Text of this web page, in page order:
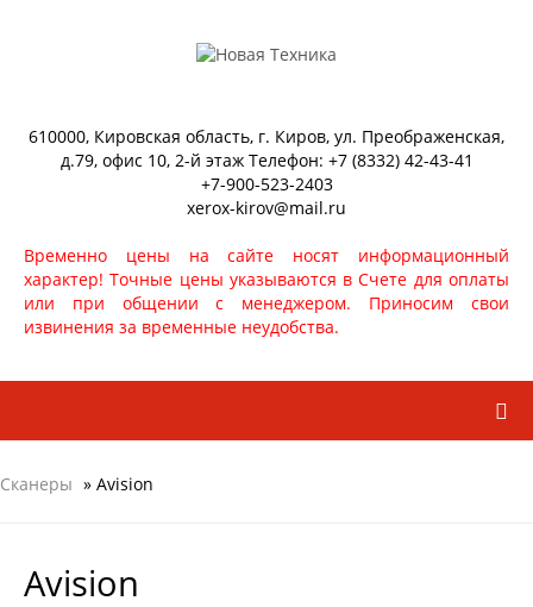
610000, Кировская область, г. Киров, ул. Преображенская,
д.79, офис 10, 2-й этаж Телефон: +7 (8332) 42-43-41
+7-900-523-2403
xerox-kirov@mail.ru
Временно цены на сайте носят информационный
характер! Точные цены указываются в Счете для оплаты
или при общении с менеджером. Приносим свои
извинения за временные неудобства.
Сканеры » Avision
Avision